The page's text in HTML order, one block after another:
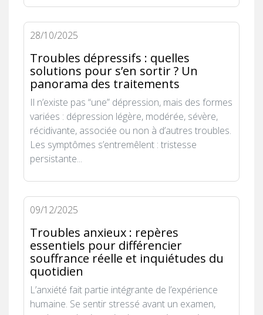
28/10/2025
Troubles dépressifs : quelles
solutions pour s’en sortir ? Un
panorama des traitements
Il n’existe pas “une” dépression, mais des formes
variées : dépression légère, modérée, sévère,
récidivante, associée ou non à d’autres troubles.
Les symptômes s’entremêlent : tristesse
persistante...
09/12/2025
Troubles anxieux : repères
essentiels pour différencier
souffrance réelle et inquiétudes du
quotidien
L’anxiété fait partie intégrante de l’expérience
humaine. Se sentir stressé avant un examen,